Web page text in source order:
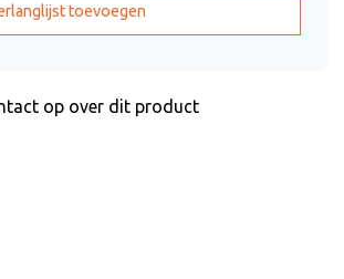
toevoegen
op over dit product